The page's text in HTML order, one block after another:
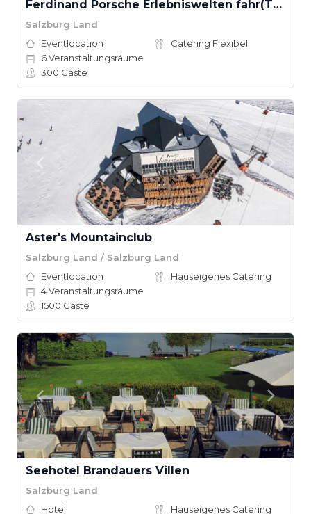
Ferdinand Porsche Erlebniswelten fahr(T)raum
Salzburg Land
Eventlocation
Catering Flexibel
6Veranstaltungsräume
300 Gäste
Aster's Mountainclub
Salzburg Land / Salzburg Land
Eventlocation
Hauseigenes Catering
4Veranstaltungsräume
1500 Gäste
Seehotel Brandauers Villen
Salzburg Land
Hotel
Hauseigenes Catering